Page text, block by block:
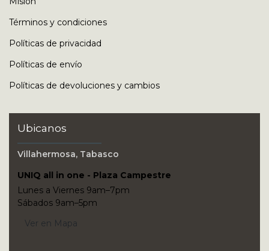
Términos y condiciones
Políticas de privacidad
Políticas de envío
Políticas de devoluciones y cambios
Ubicanos
Villahermosa, Tabasco
UNIQ all in one - Plaza Campestre
Lunes a Viernes 9am–7pm
Sábados 9am–5pm
Ver en Mapa